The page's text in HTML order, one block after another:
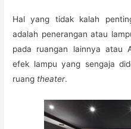
Hal yang tidak kalah
adalah penerangan atau
pada ruangan lainnya atau
efek lampu yang sengaja
ruang theater.